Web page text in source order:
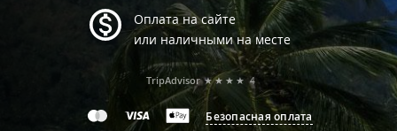
Оплата на сайте
или наличными на месте
Безопасная оплата
TripAdvisor ★★★★ 4